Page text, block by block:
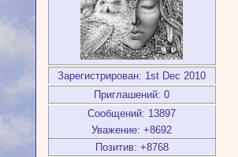
Зарегистрирован: 1st Dec 2010
Приглашений: 0
Сообщений: 13897
Уважение: +8692
Позитив: +8768